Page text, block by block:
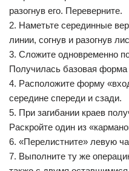
разогнув его. Переверните.
2. Наметьте серединные
линии, согнув и разогнув
3. Сложите одновременно
Получилась базовая
4. Расположите форму
середине спереди и сзади.
5. При загибании краев
Раскройте один из
6. «Перелистните» левую
7. Выполните ту же